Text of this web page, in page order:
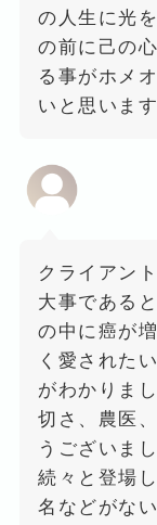
の人生に光
の前に己の
る事がホメ
いと思います
クライアン
大事である
の中に癌が
く愛された
がわかりま
切さ、農医
うございま
続々と登場
名などがな